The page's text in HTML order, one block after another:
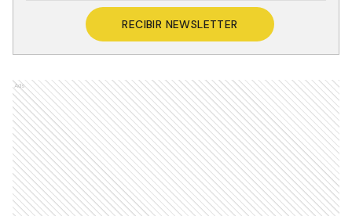
RECIBIR NEWSLETTER
Ads